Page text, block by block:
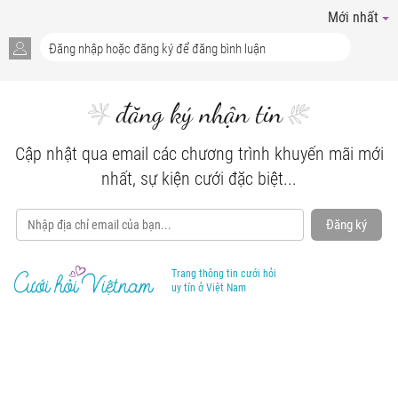
Mới nhất
đăng ký nhận tin
Cập nhật qua email các chương trình khuyến mãi mới
nhất, sự kiện cưới đặc biệt...
Đăng ký
Trang thông tin cưới hỏi
uy tín ở Việt Nam